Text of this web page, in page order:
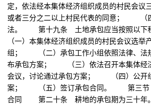
定，依法经本集体经济组织成员的村民会议
或者三分之二以上村民代表的同意； （
法。 第十九条 土地承包应当按照以
（一）本集体经济组织成员的村民会议选举
组； （二）承包工作小组依照法律、法
布承包方案； （三）依法召开本集体经
会议，讨论通过承包方案； （四）公开
案； （五）签订承包合同。 第三节
合同 第二十条 耕地的承包期为三十年